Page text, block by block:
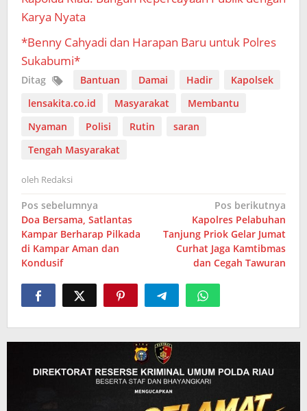
Karya Nyata
*Benny Cahyadi dan Harapan Baru untuk Polres
Sukabumi*
Ditag Bantuan Damai Hadir
Kapolsek
lensakita.co.id
Masyarakat
Membantu
Nyaman
Polisi Rutin
saran
Tengah Masyarakat
oleh Redaksi
Navigasi
pos
Pos sebelumnya
Doa Bersama, Satlantas
Kampar Berharap Pilkada
di Kampar Aman dan
Kondusif
Pos berikutnya
Kapolres Pelabuhan
Tanjung Priok Gelar Jumat
Curhat Jaga Kamtibmas
dan Cegah Tawuran